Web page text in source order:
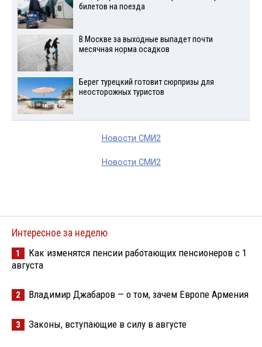
билетов на поезда
В Москве за выходные выпадет почти
месячная норма осадков
Берег турецкий готовит сюрпризы для
неосторожных туристов
Новости СМИ2
Новости СМИ2
Интересное за неделю
1
Как изменятся пенсии работающих пенсионеров с 1
августа
2 Владимир Джабаров — о том, зачем Европе Армения
3 Законы, вступающие в силу в августе